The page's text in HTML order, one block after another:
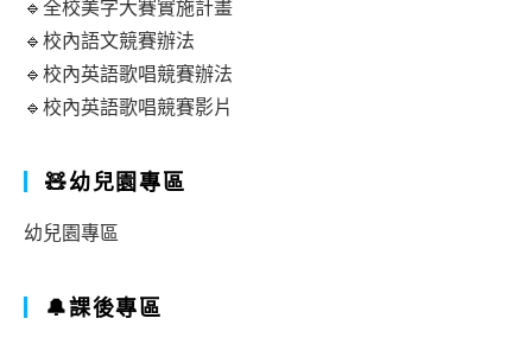
🔹全校美字大賽實施計畫
🔹校內語文競賽辦法
🔹校內英語歌唱競賽辦法
🔹校內英語歌唱競賽影片
🧸幼兒園專區
幼兒園專區
🔔課後專區